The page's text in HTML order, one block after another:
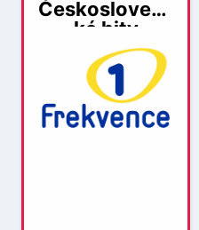
Českoslovens
ké hity